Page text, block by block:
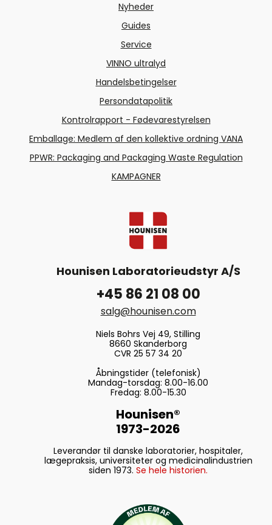
Nyheder
Guides
Service
VINNO ultralyd
Handelsbetingelser
Persondatapolitik
Kontrolrapport - Fødevarestyrelsen
Emballage: Medlem af den kollektive ordning VANA
PPWR: Packaging and Packaging Waste Regulation
KAMPAGNER
Hounisen Laboratorieudstyr A/S
+45 86 21 08 00
salg@hounisen.com
Niels Bohrs Vej 49, Stilling
8660 Skanderborg
CVR 25 57 34 20
Åbningstider (telefonisk)
Mandag-torsdag: 8.00-16.00
Fredag: 8.00-15.30
Hounisen®
1973-2026
Leverandør til danske laboratorier, hospitaler,
lægepraksis, universiteter og medicinalindustrien
siden 1973. Se hele historien.